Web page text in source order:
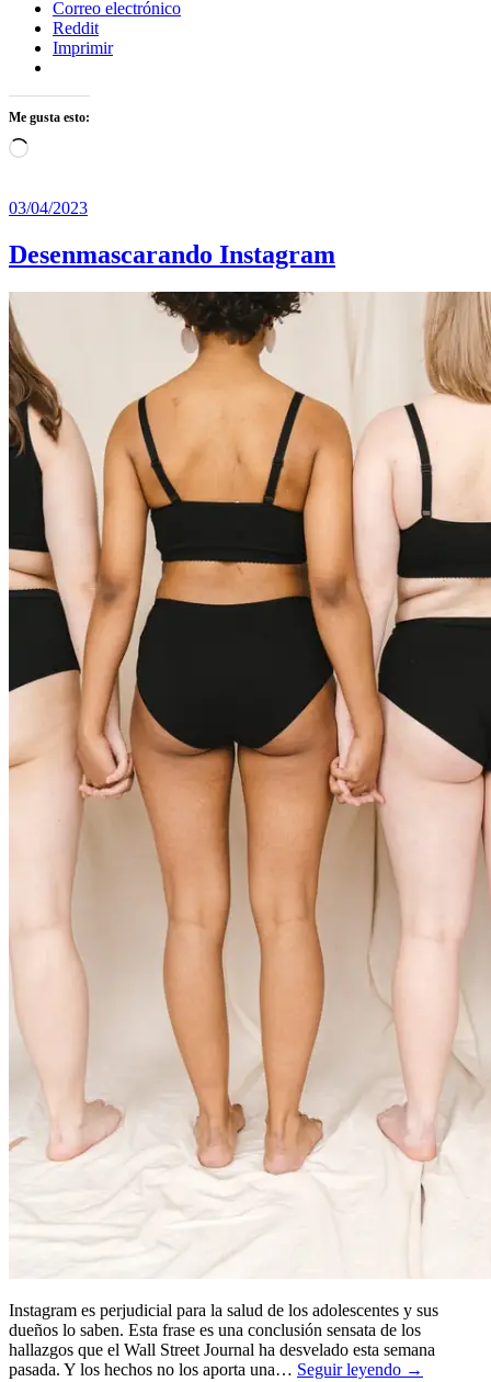
Correo electrónico
Reddit
Imprimir
Me gusta esto:
Cargando...
03/04/2023
Desenmascarando Instagram
Instagram es perjudicial para la salud de los adolescentes y sus
dueños lo saben. Esta frase es una conclusión sensata de los
hallazgos que el Wall Street Journal ha desvelado esta semana
pasada. Y los hechos no los aporta una… Seguir leyendo →